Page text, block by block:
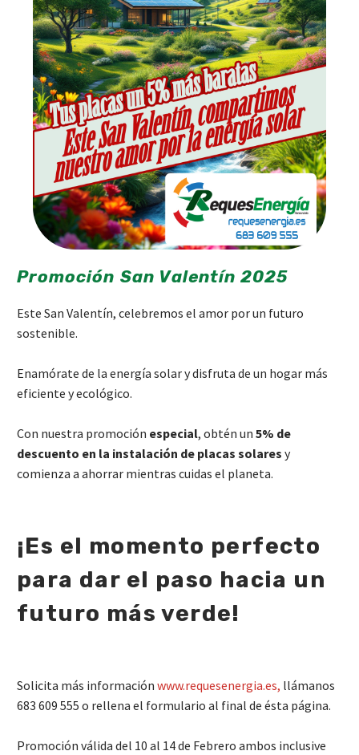
Promoción San Valentín 2025
Este San Valentín, celebremos el amor por un futuro
sostenible.
Enamórate de la energía solar y disfruta de un hogar más
eficiente y ecológico.
Con nuestra promoción especial, obtén un 5% de
descuento en la instalación de placas solares y
comienza a ahorrar mientras cuidas el planeta.
¡Es el momento perfecto
para dar el paso hacia un
futuro más verde!
Solicita más información www.requesenergia.es, llámanos
683 609 555 o rellena el formulario al final de ésta página.
Promoción válida del 10 al 14 de Febrero ambos inclusive